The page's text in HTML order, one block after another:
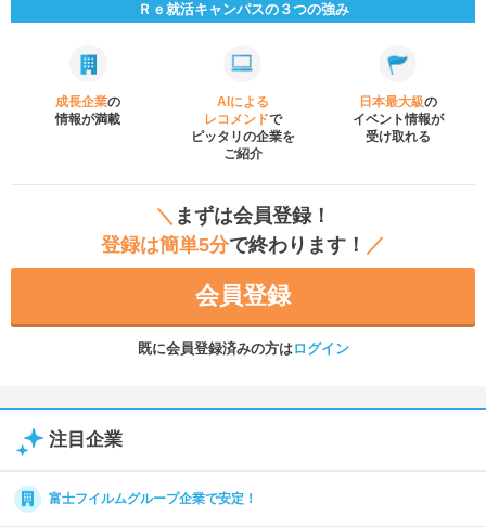
Ｒｅ就活キャンパスの３つの強み
成長企業の
情報が満載
AIによる
レコメンドで
ピッタリの企業を
ご紹介
日本最大級の
イベント情報が
受け取れる
＼ まずは会員登録！
登録は簡単5分で終わります！ ／
会員登録
既に会員登録済みの方はログイン
注目企業
富士フイルムグループ企業で安定！